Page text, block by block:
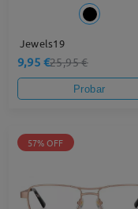
Jewels19
9,95 €25,95 €
Probar
57% OFF